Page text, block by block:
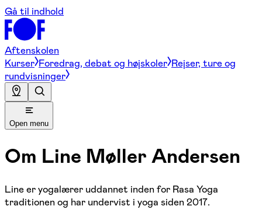
Gå til indhold
Aftenskolen
Kurser Foredrag, debat og højskoler Rejser, ture og
rundvisninger
Open menu
Om Line Møller Andersen
Line er yogalærer uddannet inden for Rasa Yoga
traditionen og har undervist i yoga siden 2017.